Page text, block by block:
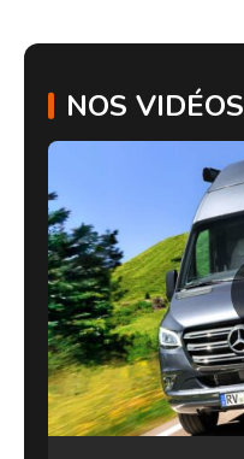
NOS VIDÉOS